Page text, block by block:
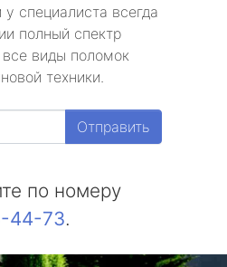
специалиста всегда
полный спектр
виды поломок
техники.
Отправить
по номеру
44-73.